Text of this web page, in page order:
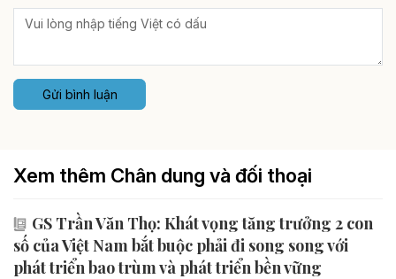
Gửi bình luận
Xem thêm Chân dung và đối thoại
GS Trần Văn Thọ: Khát vọng tăng trưởng 2 con
số của Việt Nam bắt buộc phải đi song song với
phát triển bao trùm và phát triển bền vững